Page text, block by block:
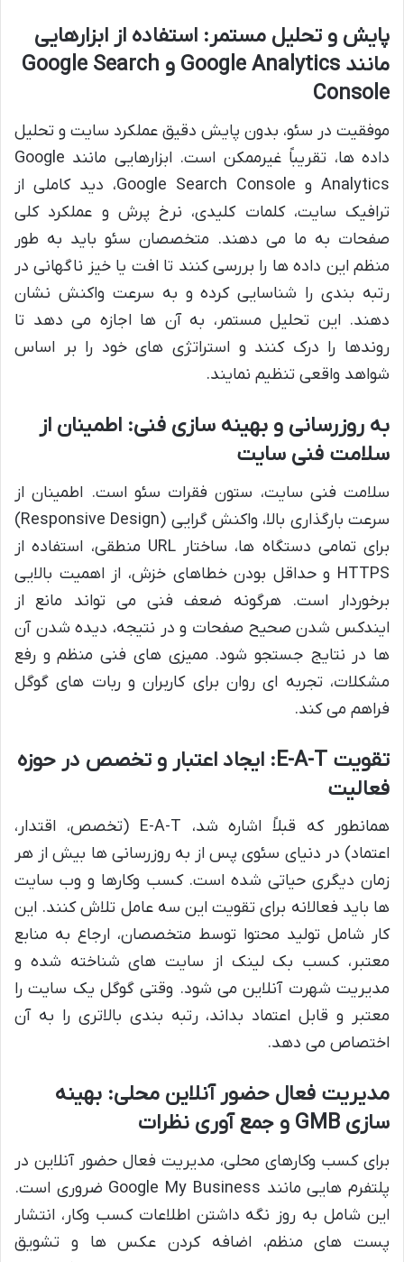
پایش و تحلیل مستمر: استفاده از ابزارهایی
مانند Google Analytics و Google Search
Console
موفقیت در سئو، بدون پایش دقیق عملکرد سایت و تحلیل
داده ها، تقریباً غیرممکن است. ابزارهایی مانند Google
Analytics و Google Search Console، دید کاملی از
ترافیک سایت، کلمات کلیدی، نرخ پرش و عملکرد کلی
صفحات به ما می دهند. متخصصان سئو باید به طور
منظم این داده ها را بررسی کنند تا افت یا خیز ناگهانی در
رتبه بندی را شناسایی کرده و به سرعت واکنش نشان
دهند. این تحلیل مستمر، به آن ها اجازه می دهد تا
روندها را درک کنند و استراتژی های خود را بر اساس
شواهد واقعی تنظیم نمایند.
به روزرسانی و بهینه سازی فنی: اطمینان از
سلامت فنی سایت
سلامت فنی سایت، ستون فقرات سئو است. اطمینان از
سرعت بارگذاری بالا، واکنش گرایی (Responsive Design)
برای تمامی دستگاه ها، ساختار URL منطقی، استفاده از
HTTPS و حداقل بودن خطاهای خزش، از اهمیت بالایی
برخوردار است. هرگونه ضعف فنی می تواند مانع از
ایندکس شدن صحیح صفحات و در نتیجه، دیده شدن آن
ها در نتایج جستجو شود. ممیزی های فنی منظم و رفع
مشکلات، تجربه ای روان برای کاربران و ربات های گوگل
فراهم می کند.
تقویت E-A-T: ایجاد اعتبار و تخصص در حوزه
فعالیت
همانطور که قبلاً اشاره شد، E-A-T (تخصص، اقتدار،
اعتماد) در دنیای سئوی پس از به روزرسانی ها بیش از هر
زمان دیگری حیاتی شده است. کسب وکارها و وب سایت
ها باید فعالانه برای تقویت این سه عامل تلاش کنند. این
کار شامل تولید محتوا توسط متخصصان، ارجاع به منابع
معتبر، کسب بک لینک از سایت های شناخته شده و
مدیریت شهرت آنلاین می شود. وقتی گوگل یک سایت را
معتبر و قابل اعتماد بداند، رتبه بندی بالاتری را به آن
اختصاص می دهد.
مدیریت فعال حضور آنلاین محلی: بهینه
سازی GMB و جمع آوری نظرات
برای کسب وکارهای محلی، مدیریت فعال حضور آنلاین در
پلتفرم هایی مانند Google My Business ضروری است.
این شامل به روز نگه داشتن اطلاعات کسب وکار، انتشار
پست های منظم، اضافه کردن عکس ها و تشویق